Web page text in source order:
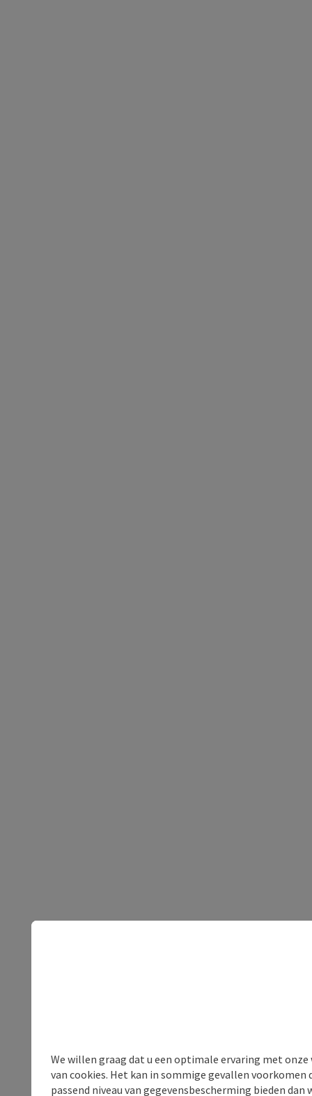
We willen graag dat u een optimale ervaring met
van cookies. Het kan in sommige gevallen voorkomen
passend niveau van gegevensbescherming bieden